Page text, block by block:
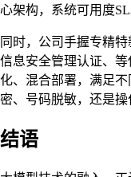
心架构，系统可用度
同时，公司手握专精特
信息安全管理认证、等
化、混合部署，满足
密、号码脱敏，还是操
结语